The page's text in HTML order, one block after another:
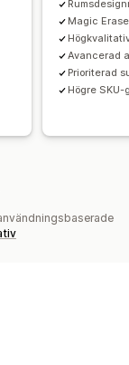
Magic
Avancerad
Prioriterad
Högre SKU-